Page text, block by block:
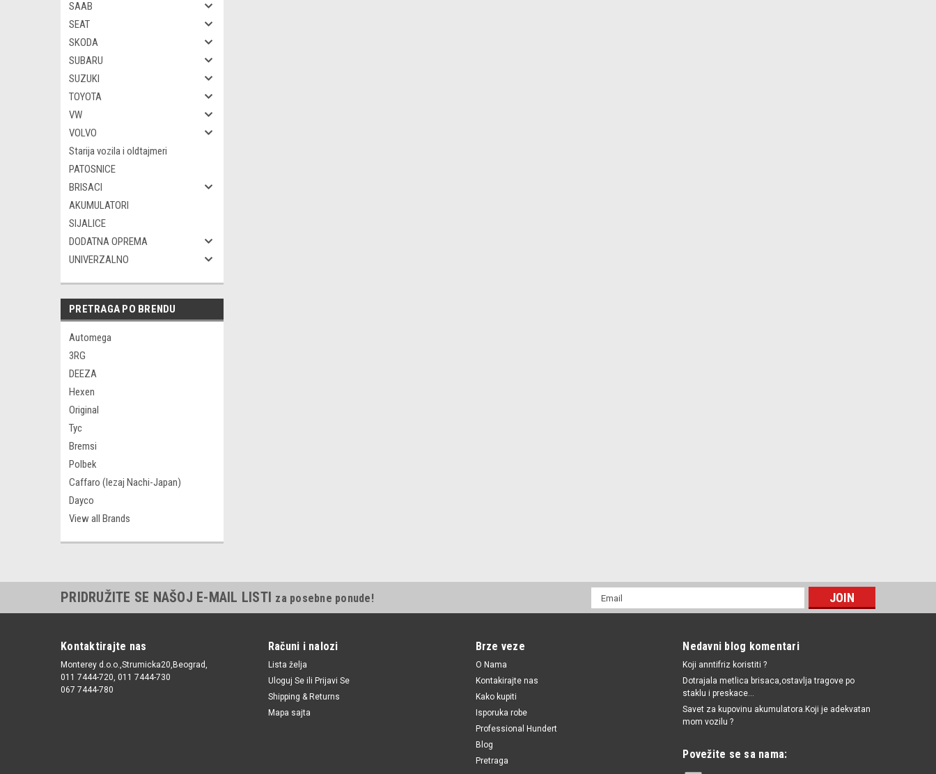
SAAB
SEAT
SKODA
SUBARU
SUZUKI
TOYOTA
VW
VOLVO
Starija vozila i oldtajmeri
PATOSNICE
BRISACI
AKUMULATORI
SIJALICE
DODATNA OPREMA
UNIVERZALNO
PRETRAGA PO BRENDU
Automega
3RG
DEEZA
Hexen
Original
Tyc
Bremsi
Polbek
Caffaro (lezaj Nachi-Japan)
Dayco
View all Brands
PRIDRUŽITE SE NAŠOJ E-MAIL LISTI za posebne ponude!
mail
Kontaktirajte nas
Monterey d.o.o.,Strumicka20,Beograd,
011 7444-720, 011 7444-730
067 7444-780
Računi i nalozi
Lista želja
Uloguj Se ili Prijavi Se
Shipping & Returns
Mapa sajta
Brze veze
O Nama
Kontakirajte nas
Kako kupiti
Isporuka robe
Professional Hundert
Blog
Pretraga
Nedavni blog komentari
Koji anntifriz koristiti ?
Dotrajala metlica brisaca,ostavlja tragove po
staklu i preskace...
Savet za kupovinu akumulatora.Koji je adekvatan
mom vozilu ?
Povežite se sa nama: